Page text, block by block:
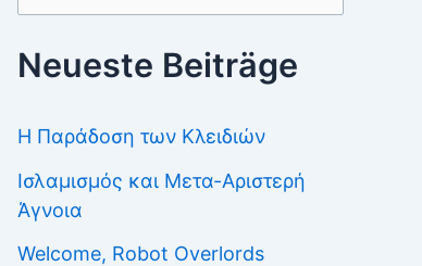
nach:
Neueste Beiträge
Η Παράδοση των Κλειδιών
Ισλαμισμός και Μετα-Αριστερή
Άγνοια
Welcome, Robot Overlords